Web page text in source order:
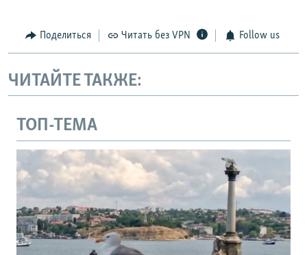
Поделиться Читать без VPN Follow us
ЧИТАЙТЕ ТАКЖЕ:
ТОП-ТЕМА